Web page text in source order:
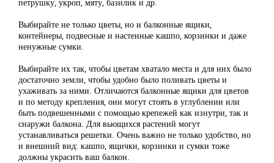
Выбирайте не только цветы, но и балконные ящики,
контейнеры, подвесные и настенные кашпо, корзинки и даже
ненужные сумки.
Выбирайте их так, чтобы цветам хватало места и для них было
достаточно земли, чтобы удобно было поливать цветы и
ухаживать за ними. Отличаются балконные ящики для цветов
и по методу крепления, они могут стоять в углублении или
быть подвешенными с помощью крепежей как изнутри, так и
снаружи балкона. Для вьющихся растений могут
устанавливаться решетки. Очень важно не только удобство, но
и внешний вид: кашпо, ящички, корзинки и сумки тоже
должны украсить ваш балкон.